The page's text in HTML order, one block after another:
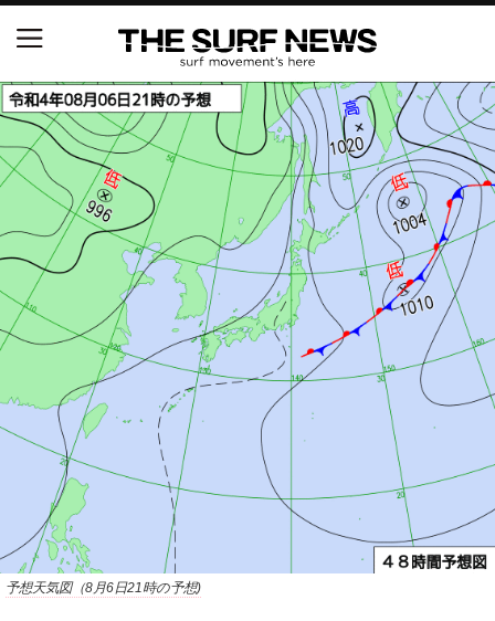
予想天気図（8月6日21時の予想)
NSAと茅ヶ崎市が包括連携協定を締結 自治体との
協定は全国初、サーフィンを軸に地域活性化へ
【五十嵐カノア独占インタビュー】旧友レオ、ジャ
ックとの豪華プライベートセッション
S.ONE ショート＆ロング開幕戦・現地リポート（高
橋みなと）
ニュース
製品情報
特集
試合
ホリデースタイル